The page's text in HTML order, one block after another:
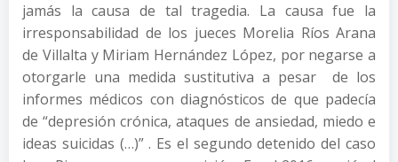
jamás la causa de tal tragedia. La causa fue la
irresponsabilidad de los jueces Morelia Ríos Arana
de Villalta y Miriam Hernández López, por negarse a
otorgarle una medida sustitutiva a pesar de los
informes médicos con diagnósticos de que padecía
de “depresión crónica, ataques de ansiedad, miedo e
ideas suicidas (…)” . Es el segundo detenido del caso